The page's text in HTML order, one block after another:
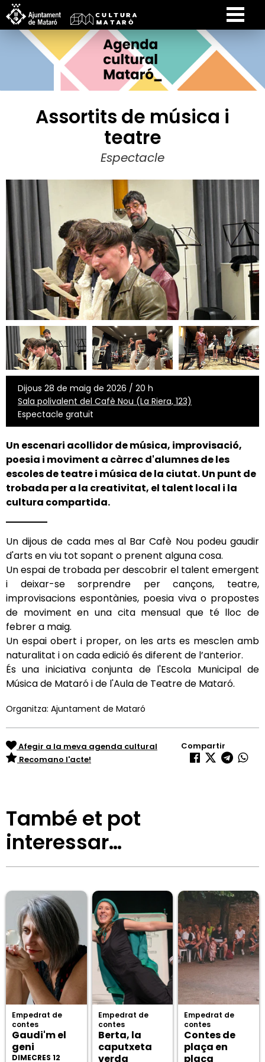
Assortits de música i
teatre
Espectacle
Dijous 28 de maig de 2026 / 20 h
Sala polivalent del Cafè Nou (La Riera, 123)
Espectacle gratuït
Un escenari acollidor demúsica, improvisació,
poesia i moviment a càrrec d'alumnes de les
escoles de teatre i música de la ciutat.Un punt de
trobada per a la creativitat, el talent local i la
cultura compartida.
Un dijous de cada mes al Bar Cafè Nou podeu gaudir
d'arts en viu tot sopant o prenent alguna cosa.
Un espai de trobada per descobrir el talent emergent
i deixar-se sorprendre per cançons, teatre,
improvisacions espontànies, poesia viva o propostes
de moviment en una cita mensual que té lloc de
febrer a maig.
Un espai obert i proper, on les arts es mesclen amb
naturalitat i on cada edició és diferent de l’anterior.
És una iniciativa conjunta de l'Escola Municipal de
Música de Mataró i de l'Aula de Teatre de Mataró.
Organitza: Ajuntament de Mataró
Afegir a la meva agenda cultural
Recomano l'acte!
Compartir
També et pot
interessar…
Empedrat de
contes
Gaudi'm el
geni
DIMECRES 12
Empedrat de
contes
Berta, la
caputxeta
verda
Empedrat de
contes
Contes de
plaça en
plaça